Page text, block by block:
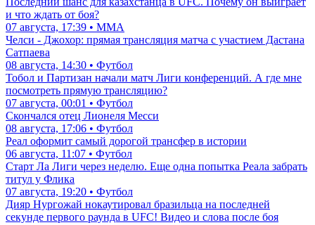
и что ждать от боя?
07 августа, 17:39 • ММА
Челси - Джохор: прямая трансляция матча с участием Дастана
Сатпаева
08 августа, 14:30 • Футбол
Тобол и Партизан начали матч Лиги конференций. А где мне
посмотреть прямую трансляцию?
07 августа, 00:01 • Футбол
Скончался отец Лионеля Месси
08 августа, 17:06 • Футбол
Реал оформит самый дорогой трансфер в истории
06 августа, 11:07 • Футбол
Старт Ла Лиги через неделю. Еще одна попытка Реала забрать
титул у Флика
07 августа, 19:20 • Футбол
Дияр Нургожай нокаутировал бразильца на последней
секунде первого раунда в UFC! Видео и слова после боя